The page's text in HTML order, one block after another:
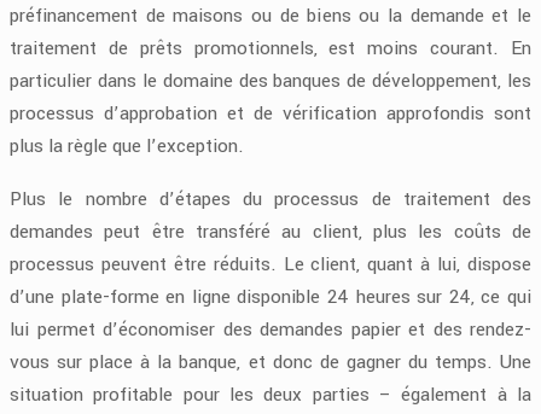
préfinancement de maisons ou de biens ou la demande et le
traitement de prêts promotionnels, est moins courant. En
particulier dans le domaine des banques de développement, les
processus d’approbation et de vérification approfondis sont
plus la règle que l’exception.
Plus le nombre d’étapes du processus de traitement des
demandes peut être transféré au client, plus les coûts de
processus peuvent être réduits. Le client, quant à lui, dispose
d’une plate-forme en ligne disponible 24 heures sur 24, ce qui
lui permet d’économiser des demandes papier et des rendez-
vous sur place à la banque, et donc de gagner du temps. Une
situation profitable pour les deux parties – également à la